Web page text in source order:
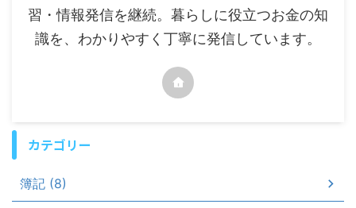
習・情報発信を継続。暮らしに役立つお金の知
識を、わかりやすく丁寧に発信しています。
カテゴリー
簿記 (8)